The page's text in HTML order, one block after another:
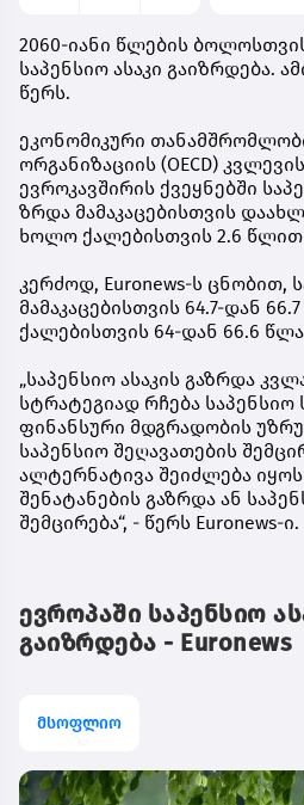
2060-იანი წლების
საპენსიო ასაკი გაიზრდება.
წერს.
ეკონომიკური
ორგანიზაციის (OECD)
ევროკავშირის ქვეყნებში
ზრდა მამაკაცებისთვის
ხოლო ქალებისთვის 2.6
კერძოდ, Euronews-ს ცნობით,
მამაკაცებისთვის 64.7-დან
ქალებისთვის 64-დან 66.6
„საპენსიო ასაკის გაზრდა
სტრატეგიად რჩება საპენსიო
ფინანსური მდგრადობის
საპენსიო შეღავათების
ალტერნატივა შეიძლება იყოს
შენატანების გაზრდა ან
შემცირება“, - წერს Euronews-ი.
ევროპაში საპენსიო
გაიზრდება - Euronews
მსოფლიო